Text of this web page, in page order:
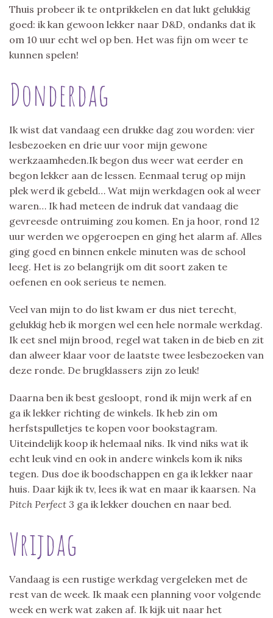
Thuis probeer ik te ontprikkelen en dat lukt gelukkig
goed: ik kan gewoon lekker naar D&D, ondanks dat ik
om 10 uur echt wel op ben. Het was fijn om weer te
kunnen spelen!
Donderdag
Ik wist dat vandaag een drukke dag zou worden: vier
lesbezoeken en drie uur voor mijn gewone
werkzaamheden.Ik begon dus weer wat eerder en
begon lekker aan de lessen. Eenmaal terug op mijn
plek werd ik gebeld… Wat mijn werkdagen ook al weer
waren… Ik had meteen de indruk dat vandaag die
gevreesde ontruiming zou komen. En ja hoor, rond 12
uur werden we opgeroepen en ging het alarm af. Alles
ging goed en binnen enkele minuten was de school
leeg. Het is zo belangrijk om dit soort zaken te
oefenen en ook serieus te nemen.
Veel van mijn to do list kwam er dus niet terecht,
gelukkig heb ik morgen wel een hele normale werkdag.
Ik eet snel mijn brood, regel wat taken in de bieb en zit
dan alweer klaar voor de laatste twee lesbezoeken van
deze ronde. De brugklassers zijn zo leuk!
Daarna ben ik best gesloopt, rond ik mijn werk af en
ga ik lekker richting de winkels. Ik heb zin om
herfstspulletjes te kopen voor bookstagram.
Uiteindelijk koop ik helemaal niks. Ik vind niks wat ik
echt leuk vind en ook in andere winkels kom ik niks
tegen. Dus doe ik boodschappen en ga ik lekker naar
huis. Daar kijk ik tv, lees ik wat en maar ik kaarsen. Na
Pitch Perfect 3 ga ik lekker douchen en naar bed.
Vrijdag
Vandaag is een rustige werkdag vergeleken met de
rest van de week. Ik maak een planning voor volgende
week en werk wat zaken af. Ik kijk uit naar het